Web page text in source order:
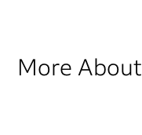
More About